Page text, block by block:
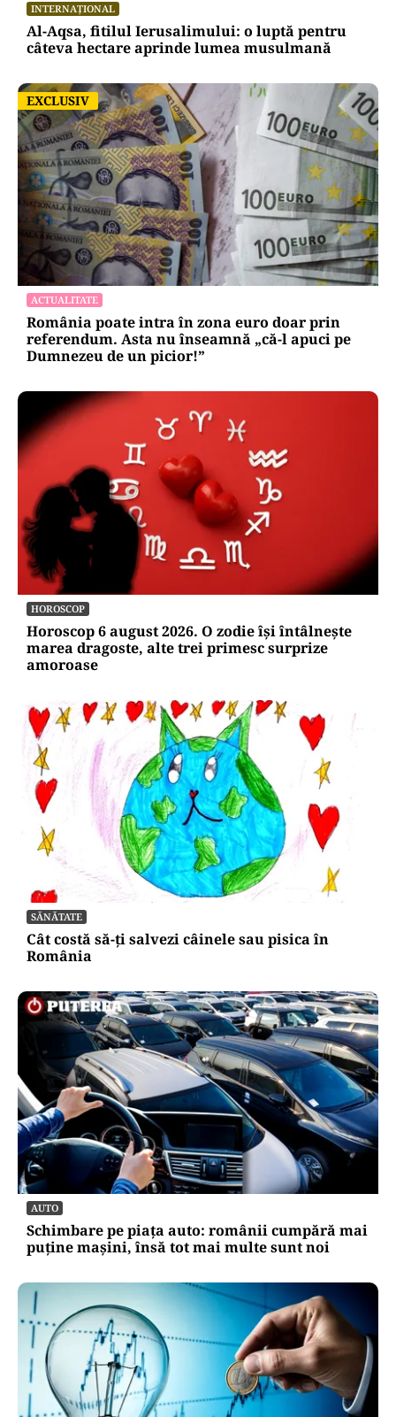
INTERNAȚIONAL
Al-Aqsa, fitilul Ierusalimului: o luptă pentru
câteva hectare aprinde lumea musulmană
EXCLUSIV
EXCLUSIV
ACTUALITATE
România poate intra în zona euro doar prin
referendum. Asta nu înseamnă „că-l apuci pe
Dumnezeu de un picior!”
HOROSCOP
Horoscop 6 august 2026. O zodie își întâlnește
marea dragoste, alte trei primesc surprize
amoroase
SĂNĂTATE
Cât costă să-ți salvezi câinele sau pisica în
România
AUTO
Schimbare pe piața auto: românii cumpără mai
puține mașini, însă tot mai multe sunt noi